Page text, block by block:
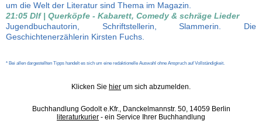
um die Welt der Literatur sind Thema im Magazin.
21:05 Dlf | Querköpfe - Kabarett, Comedy & schräge Lieder
Jugendbuchautorin, Schriftstellerin, Slammerin. Die
Geschichtenerzählerin Kirsten Fuchs.
* Bei allen dargestellten Tipps handelt es sich um eine redaktionelle Auswahl ohne Anspruch auf Vollständigkeit.
Klicken Sie hier um sich abzumelden.
Buchhandlung Godolt e.Kfr., Danckelmannstr. 50, 14059 Berlin
literaturkurier - ein Service Ihrer Buchhandlung